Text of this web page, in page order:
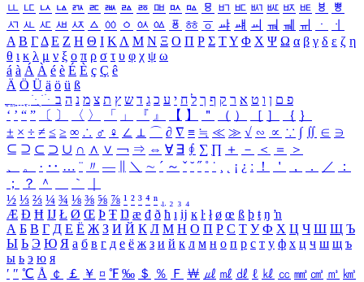
ㅥ ㅦ ㅧ ㅨ ㅩ ㅪ ㅫ ㅬ ㅭ ㅮ ㅯ ㅰ ㅱ ㅲ ㅳ ㅴ ㅵ ㅶ ㅷ ㅸ
ㅹ
ㅺ ㅻ ㅼ ㅽ ㅾ ㅿ ㆀ ㆁ ㆂ ㆃ ㆄ ㆅ ㆆ ㆇ ㆈ ㆉ ㆊ ㆋ ㆌ ㆍ
ㆎ
Α Β ΓΔ Ε Ζ Η Θ Ι ΚΛ Μ Ν Ξ Ο Π Ρ Σ ΤΥ Φ Χ Ψ Ω α β γ δ ε ζ η
θ ι κ λ μ ν ξ ο π ρ σ τ υ φ χ ψ ω
á à Á À é è É È ç Ç ê
Ä Ö Ü ä ö ü ß
ִֶֹ ֻּ ׁׂ פ ם ן ו ט א ר ק ף ך ל ח י ע כ ג ד ש ץ ת צ מ נ ה ב
‘ ’ “ ” 〔 〕 〈 〉 「 」 『 』 【 】 ＂ （ ） ［ ］ ｛ ｝
± × ÷ ≠ ≤ ≥ ∞ ∴ ♂ ♀ ∠ ⊥ ⌒ ∂ ∇ ≡ ≒ ≪ ≫ √ ∽ ∝ ∵ ∫ ∬ ∈ ∋
⊆ ⊇ ⊂ ⊃ ∪ ∩ ∧ ∨ ￢ ⇒ ⇔ ∀ ∃ ∮ ∑ ∏ ＋ － ＜ ＝
＞
、
。 · ‥ … ¨ 〃 ― ＼ ∼ ´ ～ ˇ ˘ ˝ ˚ ˙ ¸ ¡ ¿ ː ！ ＇ ， ． ／
：
；
？ ＾ ｀
½ ⅓ ⅔ ¼ ¾ ⅛ ⅜ ⅝ ⅞ ¹ ² ³ ⁴ ⁿ ₁ ₂ ₃ ₄
Æ Ð Ħ Ĳ Ł Ø Œ Þ Ŧ Ŋ æ đ ð ħ ı ĳ ĸ ŀ ł ø œ ß þ ŧ ŋ ŉ
А Б В Г Д Е Ё Ж З И Й К Л М Н О П Р С Т У Ф Х Ц Ч Ш Щ Ъ
Ы Ь Э Ю Я а б в г д е ё ж з и й к л м н о п р с т у ф х ц ч ш щ ъ
ы ь э ю я
′ ″ ℃ Å ￠ ￡ ￥ ¤ ℉ ‰ ＄ ％ Ｆ ￦ ㎕ ㎖ ㎗ ℓ ㎘ ㏄ ㎣ ㎤ ㎥ ㎦